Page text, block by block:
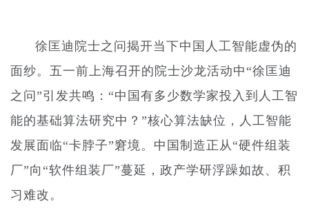
徐匡迪院士之问揭开当下中国人工智能虚伪的
面纱。五一前上海召开的院士沙龙活动中“徐匡迪
之问”引发共鸣：“中国有多少数学家投入到人工智
能的基础算法研究中？”核心算法缺位，人工智能
发展面临“卡脖子”窘境。中国制造正从“硬件组装
厂”向“软件组装厂”蔓延，政产学研浮躁如故、积
习难改。